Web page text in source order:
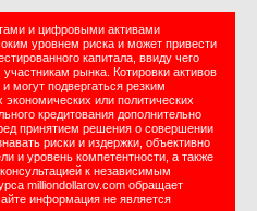
и цифровыми активами
уровнем риска и может привести
капитала, ввиду чего
рынка. Котировки активов
могут подвергаться резким
или политических
кредитования дополнительно
принятием решения о совершении
риски и издержки, объективно
и уровень компетентности, а также
к независимым
milliondollarov.com обращает
информация не является